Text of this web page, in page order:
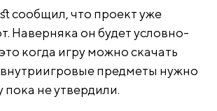
сообщил, что проект уже
Наверняка он будет условно-
когда игру можно скачать
предметы нужно
пока не утвердили.